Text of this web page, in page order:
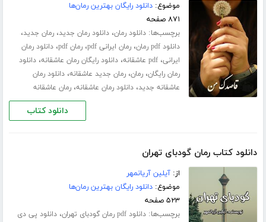
موضوع:دانلود رایگان بهترین رمان‌ها
۸۷۱ صفحه
برچسب‌ها:دانلود رمان،دانلود رمان جدید،رمان جدید،
دانلود pdf رمان ،رمان ایرانی pdf ،رمان pdf ،دانلود رمان
ایرانی،pdf عاشقانه ،دانلود رایگان رمان عاشقانه،دانلود
رمان رایگان،رمان،رمان جدید عاشقانه،دانلود رمان
عاشقانه جدید،دانلود رمان عاشقانه،رمان عاشقانه
دانلود کتاب
دانلود کتاب رمان گودبای تهران
از:آیلین آریانمهر
موضوع:دانلود رایگان بهترین رمان‌ها
۵۲۳ صفحه
برچسب‌ها:دانلود pdf رمان گودبای تهران ،دانلود پی دی